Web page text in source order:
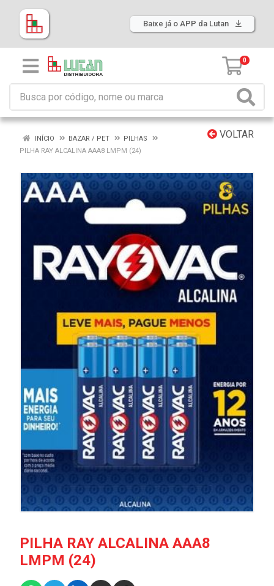
Baixe já o APP da Lutan
0
VOLTAR
INÍCIO BAZAR / PET
PILHAS
PILHA RAY ALCALINA AAA8 LMPM (24)
PILHA RAY ALCALINA AAA8
LMPM (24)